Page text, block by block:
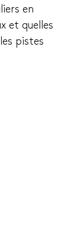
en
et quelles
pistes